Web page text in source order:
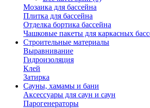
Мозаика для бассейна
Плитка для бассейна
Отделка бортика бассейна
Чашковые пакеты для каркасных
Строительные материалы
Выравнивание
Гидроизоляция
Клей
Затирка
Сауны, хамамы и бани
Аксессуары для саун и саун
Парогенераторы